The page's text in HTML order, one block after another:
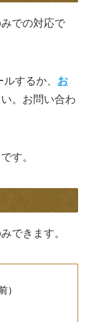
での対応で
するか、 お
。お問い合わ
す。
できます。
）